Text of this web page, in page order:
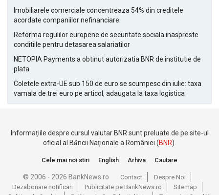
Imobiliarele comerciale concentreaza 54% din creditele
acordate companiilor nefinanciare
Reforma regulilor europene de securitate sociala inaspreste
conditiile pentru detasarea salariatilor
NETOPIA Payments a obtinut autorizatia BNR de institutie de
plata
Coletele extra-UE sub 150 de euro se scumpesc din iulie: taxa
vamala de trei euro pe articol, adaugata la taxa logistica
Informațiile despre cursul valutar BNR sunt preluate de pe site-ul
oficial al Băncii Naționale a României (BNR).
Cele mai noi stiri English Arhiva Cautare
© 2006 - 2026 BankNews.ro Contact
Despre Noi
Dezabonare notificari
Publicitate pe BankNews.ro
Sitemap